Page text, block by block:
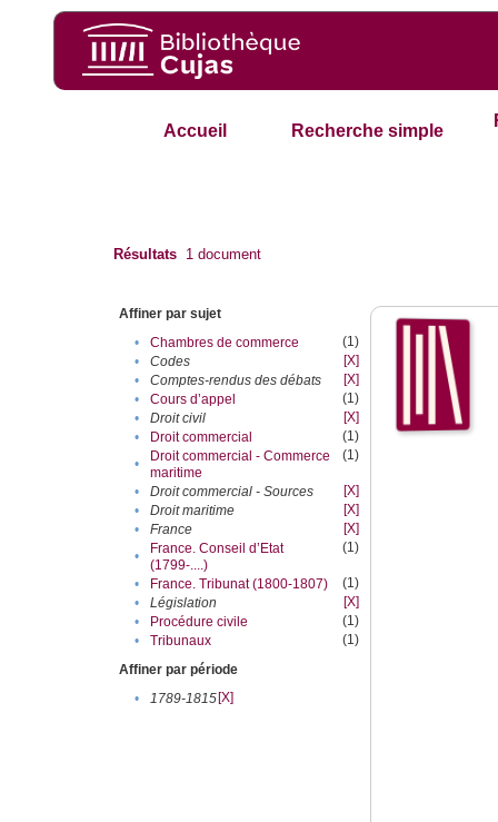
Accueil Recherche simple
Résultats 1 document
Affiner par sujet
•
Chambres de commerce
(1)
•
Codes
[X]
•
Comptes-rendus des débats
[X]
•
Cours d’appel
(1)
•
Droit civil
[X]
•
Droit commercial
(1)
•
Droit commercial - Commerce
maritime
(1)
• Droit commercial - Sources
[X]
•
Droit maritime
[X]
•
France
[X]
•
France. Conseil d’Etat
(1799-....)
(1)
• France. Tribunat (1800-1807)
(1)
•
Législation
[X]
•
Procédure civile
(1)
•
Tribunaux
(1)
Affiner par période
•
1789-1815[X]